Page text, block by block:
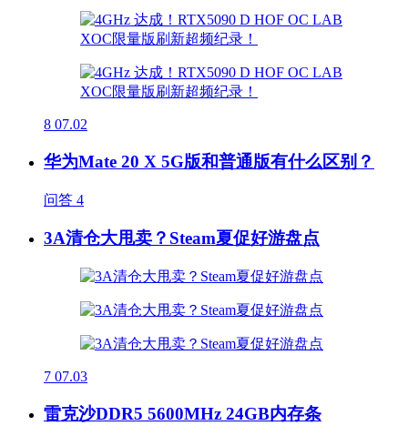
8 07.02
华为Mate 20 X 5G版和普通版有什么区别？
问答 4
3A清仓大甩卖？Steam夏促好游盘点
7 07.03
雷克沙DDR5 5600MHz 24GB内存条